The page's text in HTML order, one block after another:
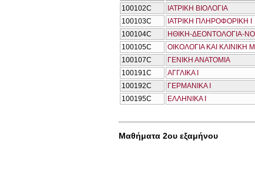
100102C
ΙΑΤΡΙΚΗ ΒΙΟΛΟΓΙΑ
100103C
ΙΑΤΡΙΚΗ ΠΛΗΡΟΦΟΡΙΚΗ Ι
100104C
ΗΘΙΚΗ-ΔΕΟΝΤΟΛΟΓΙΑ-
100105C
ΟΙΚΟΛΟΓΙΑ ΚΑΙ ΚΛΙΝΙΚΗ
100107C
ΓΕΝΙΚΗ ΑΝΑΤΟΜΙΑ
100191C
ΑΓΓΛΙΚΑ Ι
100192C
ΓΕΡΜΑΝΙΚΑ Ι
100195C
ΕΛΛΗΝΙΚΑ Ι
Μαθήματα 2ου εξαμήνου